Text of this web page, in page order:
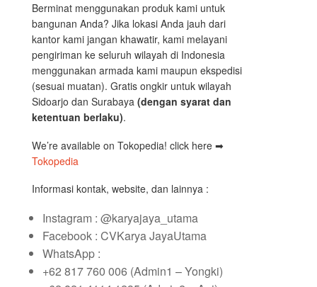
Berminat menggunakan produk kami untuk
bangunan Anda? Jika lokasi Anda jauh dari
kantor kami jangan khawatir, kami melayani
pengiriman ke seluruh wilayah di Indonesia
menggunakan armada kami maupun ekspedisi
(sesuai muatan). Gratis ongkir untuk wilayah
Sidoarjo dan Surabaya (dengan syarat dan
ketentuan berlaku).
We’re available on Tokopedia! click here ➡
Tokopedia
Informasi kontak, website, dan lainnya :
Instagram : @karyajaya_utama
Facebook : CVKarya JayaUtama
WhatsApp :
+62 817 760 006 (Admin1 – Yongki)